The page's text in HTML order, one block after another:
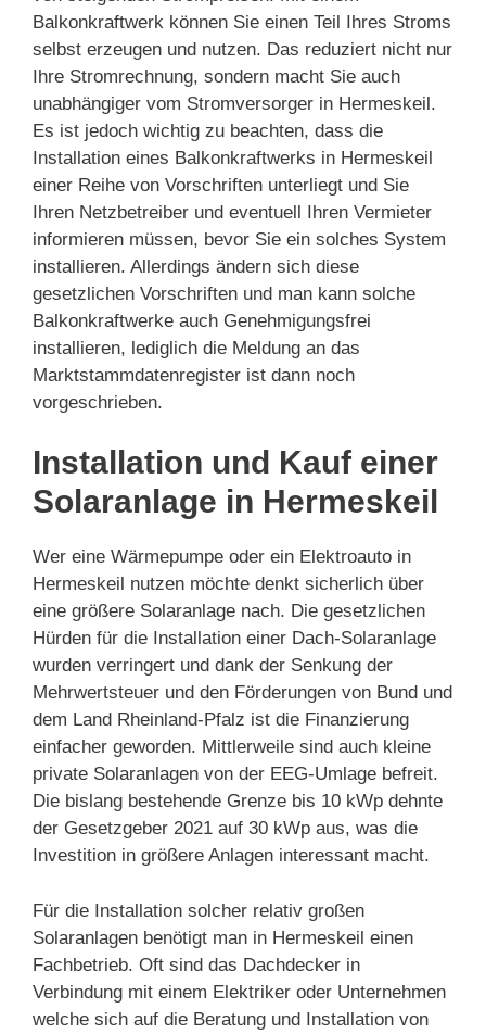
Balkonkraftwerk können Sie einen Teil Ihres Stroms
selbst erzeugen und nutzen. Das reduziert nicht nur
Ihre Stromrechnung, sondern macht Sie auch
unabhängiger vom Stromversorger in Hermeskeil.
Es ist jedoch wichtig zu beachten, dass die
Installation eines Balkonkraftwerks in Hermeskeil
einer Reihe von Vorschriften unterliegt und Sie
Ihren Netzbetreiber und eventuell Ihren Vermieter
informieren müssen, bevor Sie ein solches System
installieren. Allerdings ändern sich diese
gesetzlichen Vorschriften und man kann solche
Balkonkraftwerke auch Genehmigungsfrei
installieren, lediglich die Meldung an das
Marktstammdatenregister ist dann noch
vorgeschrieben.
Installation und Kauf einer
Solaranlage in Hermeskeil
Wer eine Wärmepumpe oder ein Elektroauto in
Hermeskeil nutzen möchte denkt sicherlich über
eine größere Solaranlage nach. Die gesetzlichen
Hürden für die Installation einer Dach-Solaranlage
wurden verringert und dank der Senkung der
Mehrwertsteuer und den Förderungen von Bund und
dem Land Rheinland-Pfalz ist die Finanzierung
einfacher geworden. Mittlerweile sind auch kleine
private Solaranlagen von der EEG-Umlage befreit.
Die bislang bestehende Grenze bis 10 kWp dehnte
der Gesetzgeber 2021 auf 30 kWp aus, was die
Investition in größere Anlagen interessant macht.
Für die Installation solcher relativ großen
Solaranlagen benötigt man in Hermeskeil einen
Fachbetrieb. Oft sind das Dachdecker in
Verbindung mit einem Elektriker oder Unternehmen
welche sich auf die Beratung und Installation von